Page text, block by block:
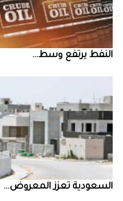
النفط‭ ‬يرتفع‭ ‬وسط‭ ...
السعودية‭ ‬تعزز‭ ‬المعروض‭ ...